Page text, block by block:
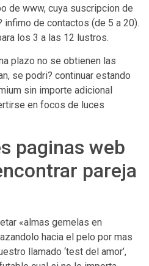
de www, cuya suscripcion de
infimo de contactos (de 5 a 20).
los 3 a las 12 lustros.
plazo no se obtienen las
se podri? continuar estando
sin importe adicional
en focos de luces
paginas web
pareja
«almas gemelas en
hacia el pelo por mas
llamado ‘test del amor’,